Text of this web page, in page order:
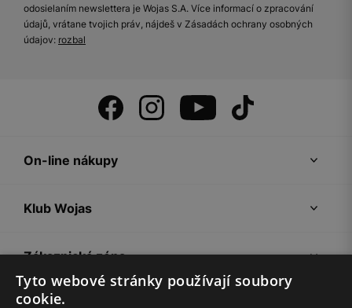
odosielaním newslettera je Wojas S.A. Více informací o zpracování
údajů, vrátane tvojich práv, nájdeš v Zásadách ochrany osobných
údajov: rozbal
On-line nákupy
Klub Wojas
Zákaznická zóna
Společnost Wojas
Tyto webové stránky používají soubory
cookie.